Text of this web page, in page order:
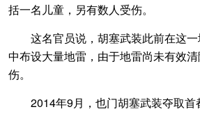
括一名儿童，另有数人受伤。
这名官员说，胡塞武装此前在这一
中布设大量地雷，由于地雷尚未有效
伤。
2014年9月，也门胡塞武装夺取首